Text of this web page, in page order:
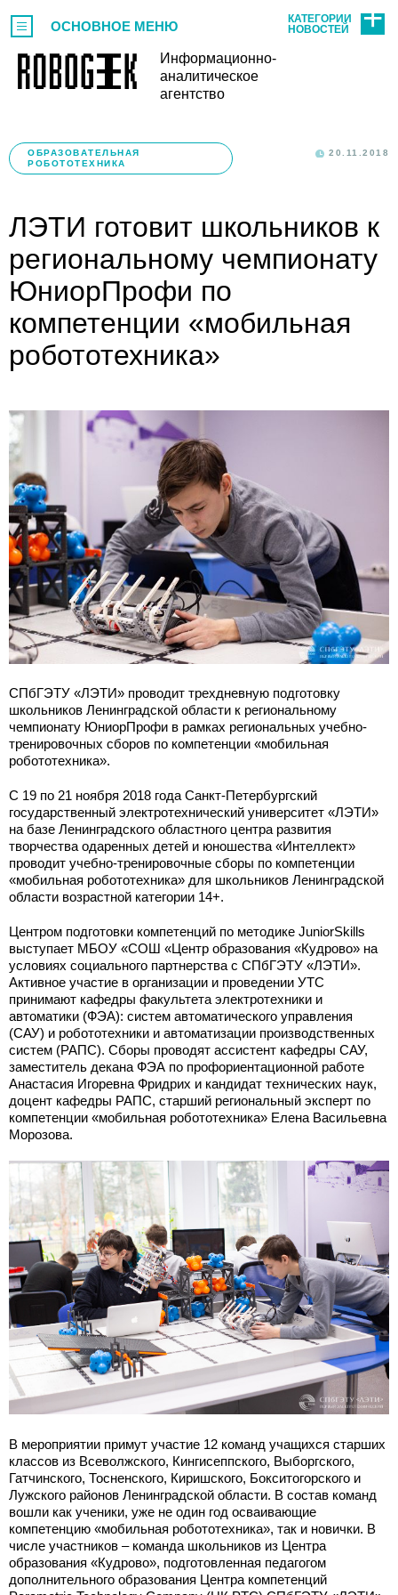
Информационно-
аналитическое
агентство
ОСНОВНОЕ МЕНЮ
КАТЕГОРИИ
НОВОСТЕЙ
ОБРАЗОВАТЕЛЬНАЯ
РОБОТОТЕХНИКА
20.11.2018
ЛЭТИ готовит школьников к
региональному чемпионату
ЮниорПрофи по
компетенции «мобильная
робототехника»
СПбГЭТУ «ЛЭТИ» проводит трехдневную подготовку
школьников Ленинградской области к региональному
чемпионату ЮниорПрофи в рамках региональных учебно-
тренировочных сборов по компетенции «мобильная
робототехника».
С 19 по 21 ноября 2018 года Санкт-Петербургский
государственный электротехнический университет «ЛЭТИ»
на базе Ленинградского областного центра развития
творчества одаренных детей и юношества «Интеллект»
проводит учебно-тренировочные сборы по компетенции
«мобильная робототехника» для школьников Ленинградской
области возрастной категории 14+.
Центром подготовки компетенций по методике JuniorSkills
выступает МБОУ «СОШ «Центр образования «Кудрово» на
условиях социального партнерства с СПбГЭТУ «ЛЭТИ».
Активное участие в организации и проведении УТС
принимают кафедры факультета электротехники и
автоматики (ФЭА): систем автоматического управления
(САУ) и робототехники и автоматизации производственных
систем (РАПС). Сборы проводят ассистент кафедры САУ,
заместитель декана ФЭА по профориентационной работе
Анастасия Игоревна Фридрих и кандидат технических наук,
доцент кафедры РАПС, старший региональный эксперт по
компетенции «мобильная робототехника» Елена Васильевна
Морозова.
В мероприятии примут участие 12 команд учащихся старших
классов из Всеволжского, Кингисеппского, Выборгского,
Гатчинского, Тосненского, Киришского, Бокситогорского и
Лужского районов Ленинградской области. В состав команд
вошли как ученики, уже не один год осваивающие
компетенцию «мобильная робототехника», так и новички. В
числе участников – команда школьников из Центра
образования «Кудрово», подготовленная педагогом
дополнительного образования Центра компетенций